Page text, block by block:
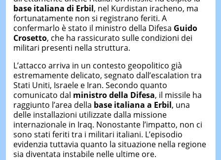
base italiana di Erbil, nel Kurdistan iracheno, ma
fortunatamente non si registrano feriti. A
confermarlo è stato il ministro della Difesa Guido
Crosetto, che ha rassicurato sulle condizioni dei
militari presenti nella struttura.
L’attacco arriva in un contesto geopolitico già
estremamente delicato, segnato dall’escalation tra
Stati Uniti, Israele e Iran. Secondo quanto
comunicato dal ministro della Difesa, il missile ha
raggiunto l’area della base italiana a Erbil, una
delle installazioni utilizzate dalla missione
internazionale in Iraq. Nonostante l’impatto, non ci
sono stati feriti tra i militari italiani. L’episodio
evidenzia tuttavia quanto la situazione nella regione
sia diventata instabile nelle ultime ore.